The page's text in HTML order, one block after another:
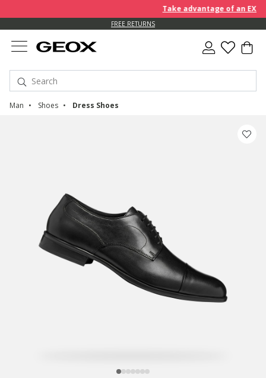
Take advantage of an
FREE RETURNS
Man Shoes Dress Shoes